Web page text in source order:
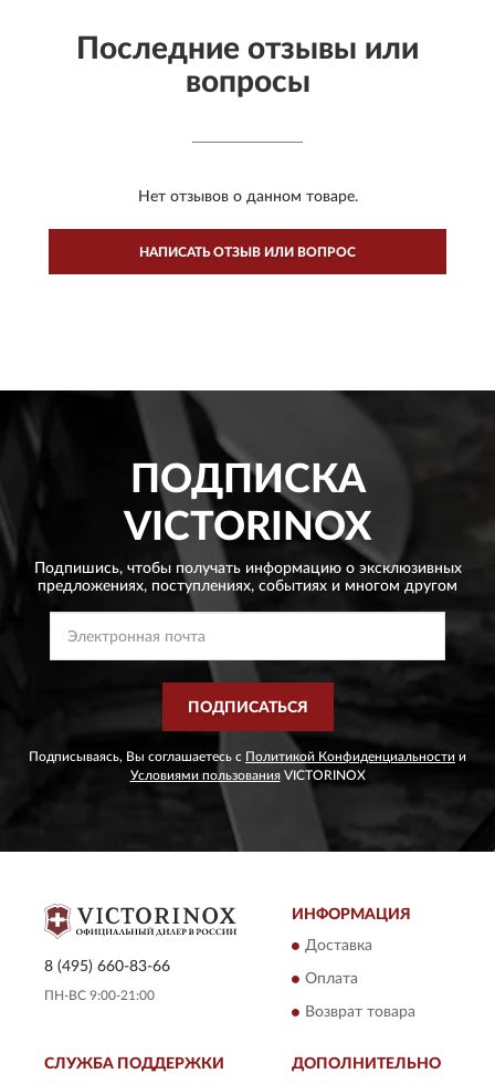
Последние отзывы или
вопросы
Нет отзывов о данном товаре.
НАПИСАТЬ ОТЗЫВ ИЛИ ВОПРОС
ПОДПИСКА
VICTORINOX
Подпишись, чтобы получать информацию о эксклюзивных
предложениях, поступлениях, событиях и многом другом
ПОДПИСАТЬСЯ
Подписываясь, Вы соглашаетесь с Политикой Конфиденциальности и
Условиями пользованияVICTORINOX
8 (495) 660-83-66
ПН-ВС 9:00-21:00
ИНФОРМАЦИЯ
Доставка
Оплата
Возврат товара
СЛУЖБА ПОДДЕРЖКИ ДОПОЛНИТЕЛЬНО